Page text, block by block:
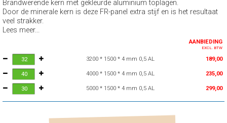
Brandwerende kern met gekleurde aluminium toplagen.
Door de minerale kern is deze FR-panel extra stijf en is het resultaat
veel strakker.
Lees meer...
AANBIEDING
EXCL. BTW
3200 * 1500 * 4 mm 0,5 AL 189,00
4000 * 1500 * 4 mm 0,5 AL 235,00
5000 * 1500 * 4 mm 0,5 AL 299,00